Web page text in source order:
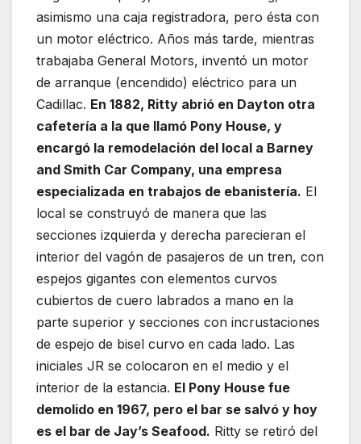
asimismo una caja registradora, pero ésta con
un motor eléctrico. Años más tarde, mientras
trabajaba General Motors, inventó un motor
de arranque (encendido) eléctrico para un
Cadillac. En 1882, Ritty abrió en Dayton otra
cafetería a la que llamó Pony House, y
encargó la remodelación del local a Barney
and Smith Car Company, una empresa
especializada en trabajos de ebanistería. El
local se construyó de manera que las
secciones izquierda y derecha parecieran el
interior del vagón de pasajeros de un tren, con
espejos gigantes con elementos curvos
cubiertos de cuero labrados a mano en la
parte superior y secciones con incrustaciones
de espejo de bisel curvo en cada lado. Las
iniciales JR se colocaron en el medio y el
interior de la estancia. El Pony House fue
demolido en 1967, pero el bar se salvó y hoy
es el bar de Jay’s Seafood. Ritty se retiró del